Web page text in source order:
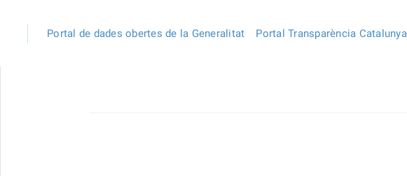
Portal de dades obertes de la Generalitat Portal Transparència Catalunya